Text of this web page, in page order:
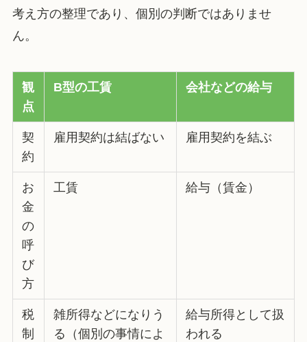
考え方の整理であり、個別の判断ではありませ
ん。
観
点
B型の工賃 会社などの給与
契
約
雇用契約は結ばない 雇用契約を結ぶ
お
金
の
呼
び
方
工賃 給与（賃金）
税
制
雑所得などになりう
る（個別の事情によ
給与所得として扱
われる